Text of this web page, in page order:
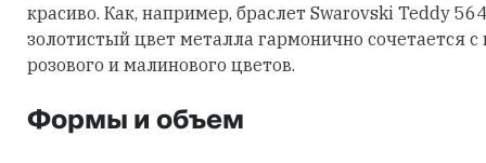
красиво. Как, например, браслет Swarovski Teddy
золотистый цвет металла гармонично сочетается
розового и малинового цветов.
Формы и объем